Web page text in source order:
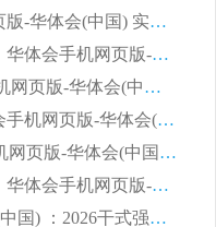
2026 陶瓷 CTB 磁选机选哪家 华体会手机网页版-华体会(中国) 实战案例多售后有保障
2026河沙永磁筒式​磁选机品牌生产厂家推荐：华体会手机网页版-华体会(中国) 技术可靠服务完善
2026赤铁矿磁选机哪家好 实力厂家华体会手机网页版-华体会(中国) 值得选择
2026靠谱磁选机厂家对比与避坑指南：华体会手机网页版-华体会(中国) 稳居优选厂家
2026CTS顺流磁选机十大名牌厂家 华体会手机网页版-华体会(中国) 居行业前列
2026知名平板磁选机厂家质量哪家强推荐榜：华体会手机网页版-华体会(中国) 厂家上榜
临朐源头生产厂家华体会手机网页版-华体会(中国) ：2026干式强磁磁选机品质排行榜